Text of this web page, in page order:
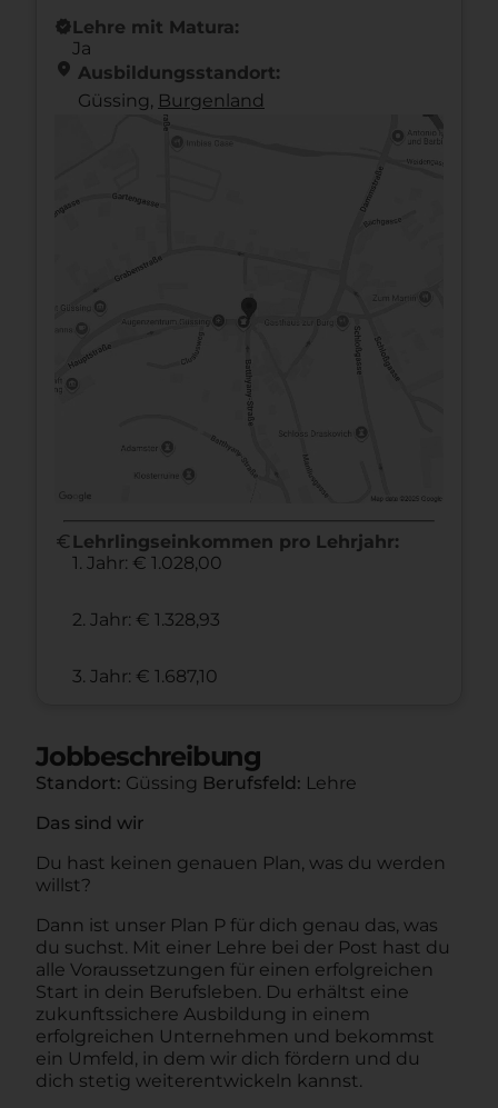
new_releasesLehre mit Matura:
Ja
location_on Ausbildungsstandort:
Güssing, Burgen­land
euro Lehrlingseinkommen pro Lehrjahr:
1. Jahr: € 1.028,00
2. Jahr: € 1.328,93
3. Jahr: € 1.687,10
Jobbeschreibung
Standort: Güssing Berufsfeld: Lehre
Das sind wir
Du hast keinen genauen Plan, was du werden
willst?
Dann ist unser Plan P für dich genau das, was
du suchst. Mit einer Lehre bei der Post hast du
alle Voraussetzungen für einen erfolgreichen
Start in dein Berufsleben. Du erhältst eine
zukunftssichere Ausbildung in einem
erfolgreichen Unternehmen und bekommst
ein Umfeld, in dem wir dich fördern und du
dich stetig weiterentwickeln kannst.